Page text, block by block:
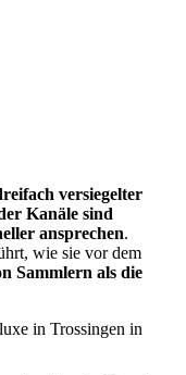
versiegelter
Kanäle sind
ansprechen.
wie sie vor dem
Sammlern als die
in Trossingen in